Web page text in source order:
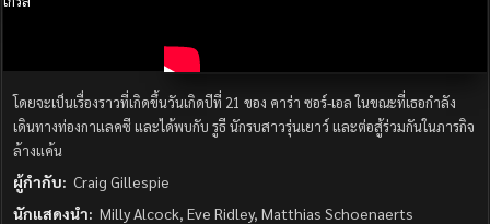
โดยจะเป็นเรื่องราวที่เกิดขึ้นวันเกิดปีที่ 21 ของ คาร่า ซอร์-เอล ในขณะที่เธอกำลัง
เดินทางท่องกาแลคซี และได้พบกับ รูธี นักรบสาวรุ่นเยาว์ และต่อสู้ร่วมกันในภารกิจ
ล้างแค้น
ผู้กำกับ: Craig Gillespie
นักแสดงนำ: Milly Alcock, Eve Ridley, Matthias Schoenaerts